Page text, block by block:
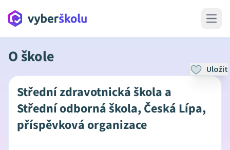
Open
O škole
Uložit
Střední zdravotnická škola a
Střední odborná škola, Česká Lípa,
příspěvková organizace